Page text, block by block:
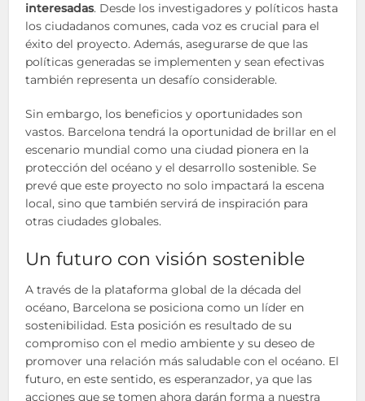
interesadas. Desde los investigadores y políticos hasta
los ciudadanos comunes, cada voz es crucial para el
éxito del proyecto. Además, asegurarse de que las
políticas generadas se implementen y sean efectivas
también representa un desafío considerable.
Sin embargo, los beneficios y oportunidades son
vastos. Barcelona tendrá la oportunidad de brillar en el
escenario mundial como una ciudad pionera en la
protección del océano y el desarrollo sostenible. Se
prevé que este proyecto no solo impactará la escena
local, sino que también servirá de inspiración para
otras ciudades globales.
Un futuro con visión sostenible
A través de la plataforma global de la década del
océano, Barcelona se posiciona como un líder en
sostenibilidad. Esta posición es resultado de su
compromiso con el medio ambiente y su deseo de
promover una relación más saludable con el océano. El
futuro, en este sentido, es esperanzador, ya que las
acciones que se tomen ahora darán forma a nuestra